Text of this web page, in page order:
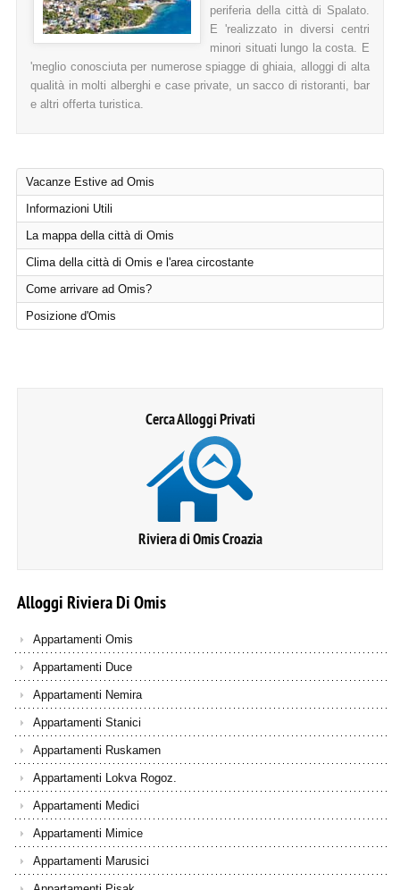
periferia della città di Spalato.
E 'realizzato in diversi centri
minori situati lungo la costa. E
'meglio conosciuta per numerose spiagge di ghiaia, alloggi di alta
qualità in molti alberghi e case private, un sacco di ristoranti, bar
e altri offerta turistica.
Vacanze Estive ad Omis
Informazioni Utili
La mappa della città di Omis
Clima della città di Omis e l'area circostante
Come arrivare ad Omis?
Posizione d'Omis
Cerca Alloggi Privati
Riviera di Omis Croazia
AlloggiRivieraDiOmis
Appartamenti Omis
Appartamenti Duce
Appartamenti Nemira
Appartamenti Stanici
Appartamenti Ruskamen
Appartamenti Lokva Rogoz.
Appartamenti Medici
Appartamenti Mimice
Appartamenti Marusici